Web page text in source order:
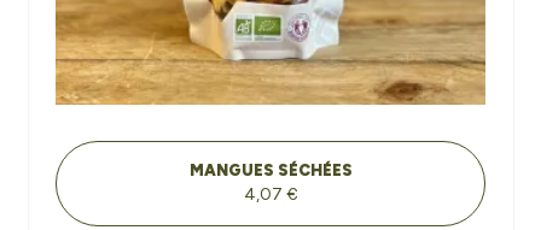
MANGUES SÉCHÉES
4,07 €